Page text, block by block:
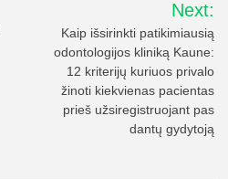
Next:
Kaip išsirinkti patikimiausią
odontologijos kliniką Kaune:
12 kriterijų kuriuos privalo
žinoti kiekvienas pacientas
prieš užsiregistruojant pas
dantų gydytoją